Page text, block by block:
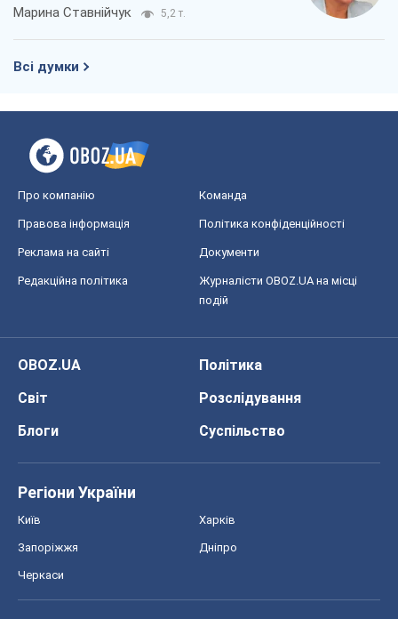
Марина Ставнійчук 5,2 т.
Всі думки
Про компанію Команда
Правова інформація Політика конфіденційності
Реклама на сайті Документи
Редакційна політика
Журналісти OBOZ.UA на місці
подій
OBOZ.UA
Політика
Світ
Розслідування
Блоги
Суспільство
Регіони України
Київ Харків
Запоріжжя Дніпро
Черкаси